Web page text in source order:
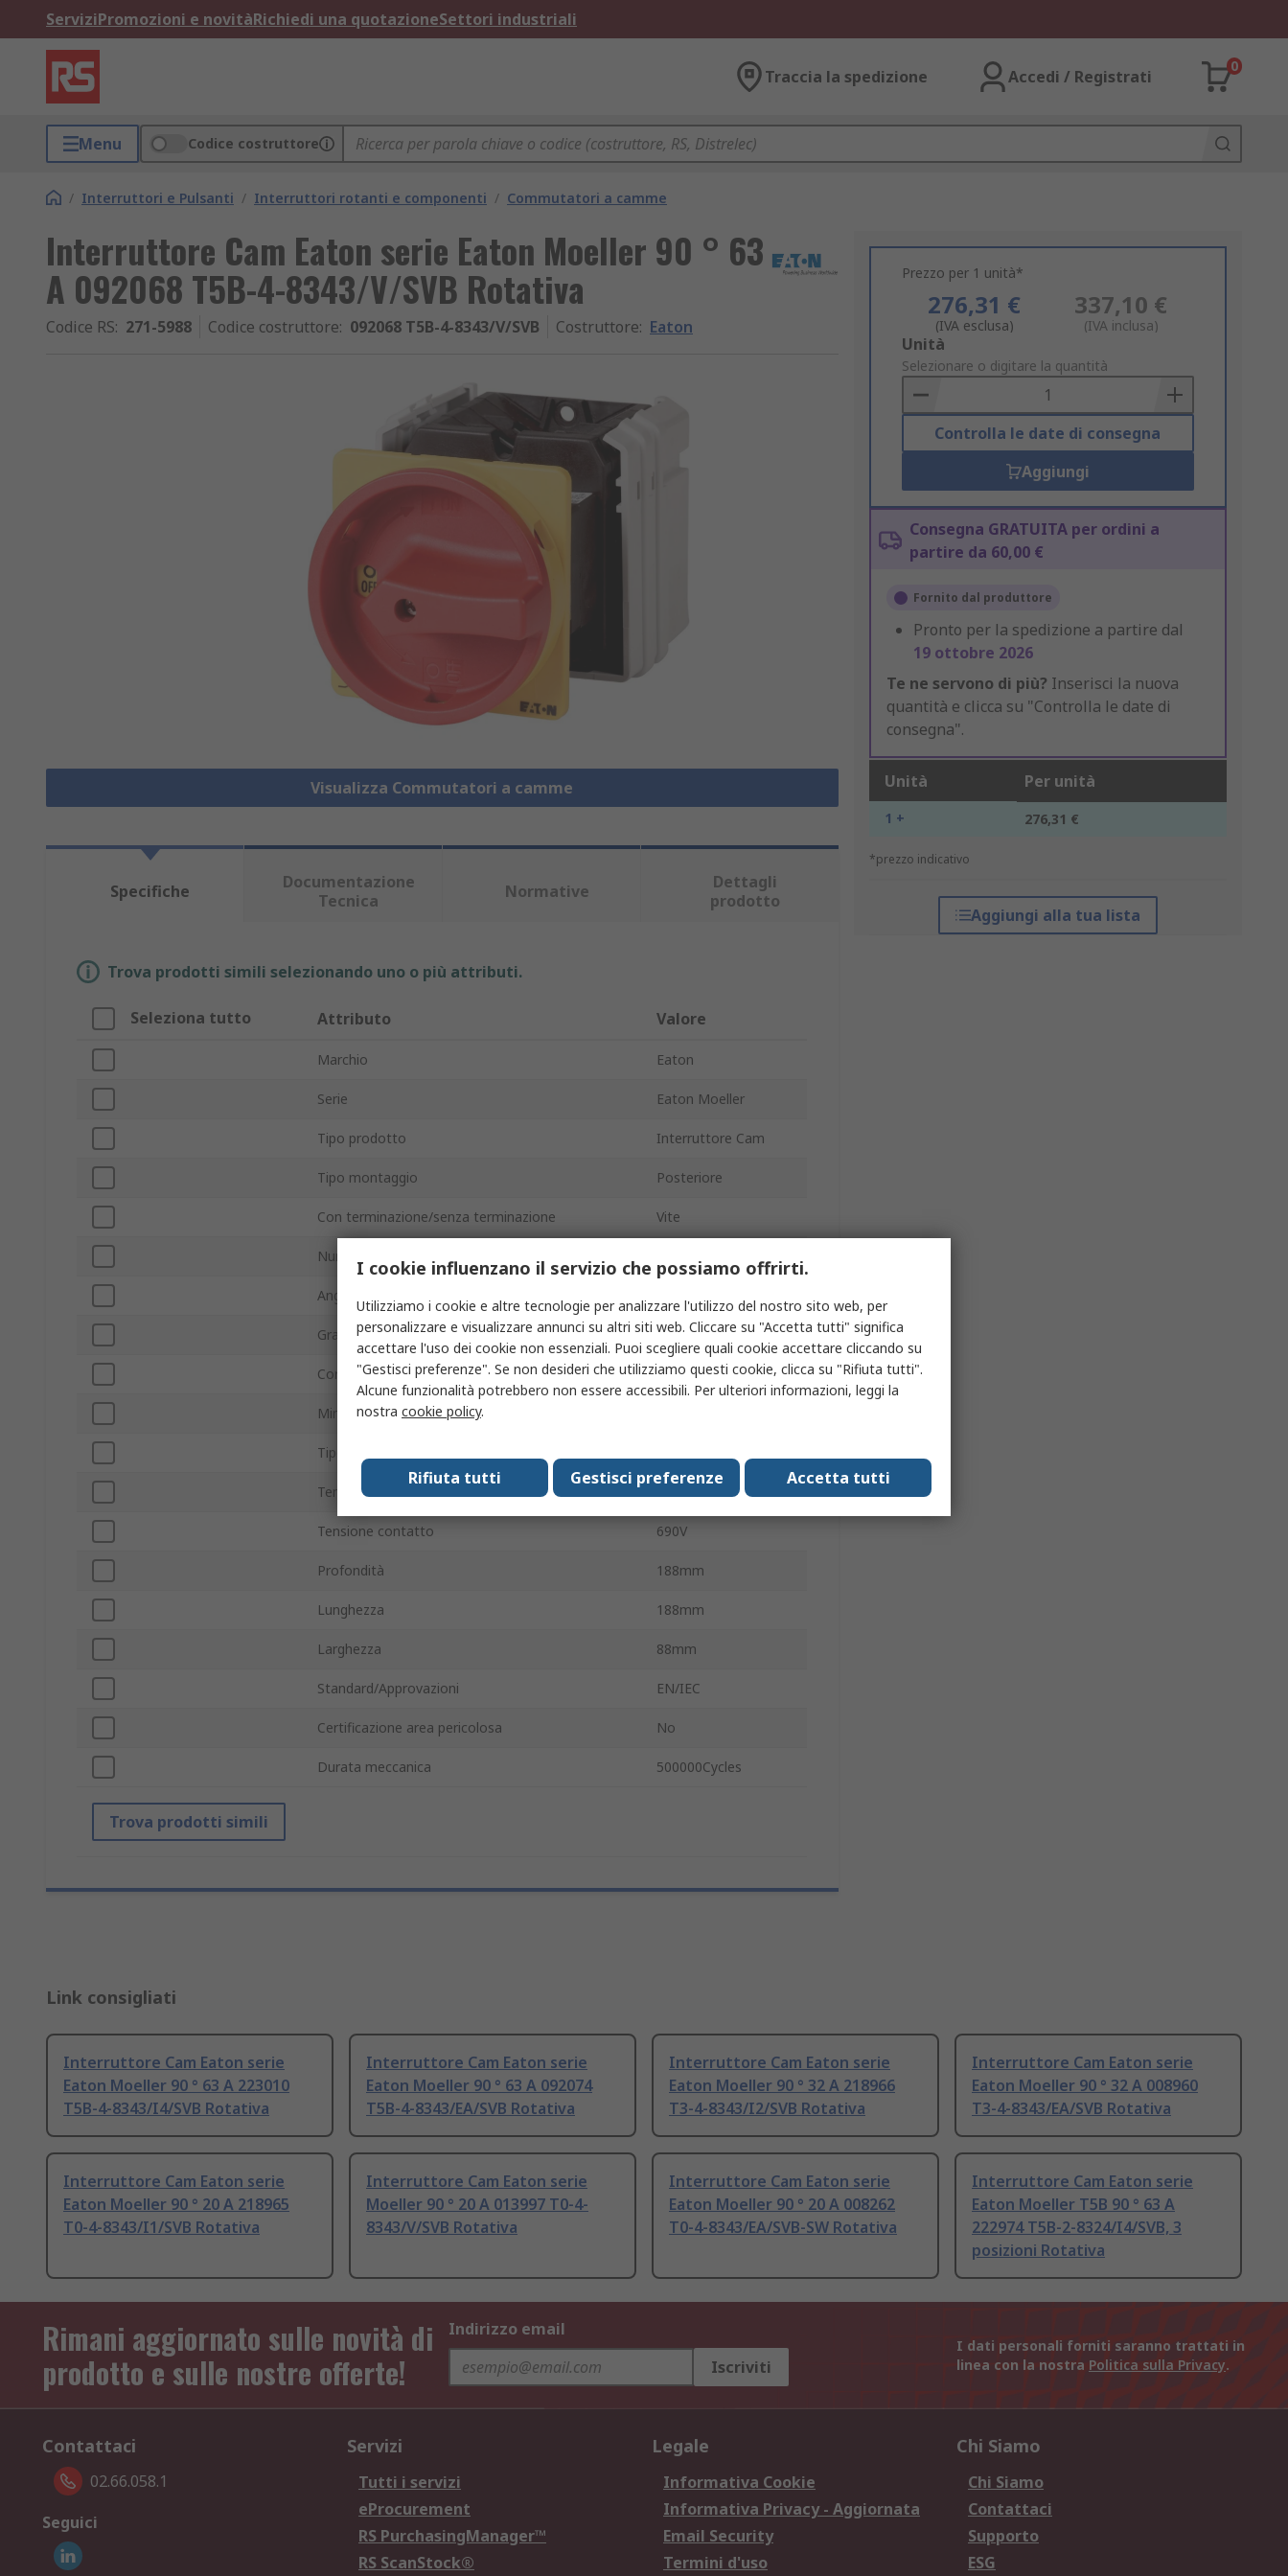
ServiziPromozioni e novitàRichiedi una quotazioneSettori industriali
Traccia la spedizione Accedi / Registrati
0
Menu Codice costruttore
/ Interruttori e Pulsanti / Interruttori rotanti e componenti / Commutatori a camme
Interruttore Cam Eaton serie Eaton Moeller 90 ° 63
A 092068 T5B-4-8343/V/SVB Rotativa
Codice RS: 271-5988 Codice costruttore: 092068 T5B-4-8343/V/SVB Costruttore: Eaton
Visualizza Commutatori a camme
Prezzo per 1 unità*
276,31 €
(IVA esclusa)
337,10 €
(IVA inclusa)
Add
to
Basket
Unità
Selezionare o digitare la quantità
Controlla le date di consegna
Aggiungi
Consegna GRATUITA per ordini a
partire da 60,00 €
Fornito dal produttore
Pronto per la spedizione a partire dal
19 ottobre 2026
Te ne servono di più? Inserisci la nuova
quantità e clicca su "Controlla le date di
consegna".
Unità Per unità
1 + 276,31 €
*prezzo indicativo
Aggiungi alla tua lista
Specifiche
Documentazione
Tecnica
Normative
Dettagli
prodotto
Trova prodotti simili selezionando uno o più attributi.
Seleziona tutto Attributo Valore
Marchio Eaton
Serie Eaton Moeller
Tipo prodotto Interruttore Cam
Tipo montaggio Posteriore
Con terminazione/senza terminazione Vite
Numero di poli
Angolo di commutazione
Grado IP IP65
Corrente di contatto 63A
Minima temperatura operativa
Tipo di attuatore
Temperatura massima di funzionamento
Tensione contatto 690V
Profondità 188mm
Lunghezza 188mm
Larghezza 88mm
Standard/Approvazioni EN/IEC
Certificazione area pericolosa No
Durata meccanica 500000Cycles
Trova prodotti simili
Link consigliati
Interruttore Cam Eaton serie
Eaton Moeller 90 ° 63 A 223010
T5B-4-8343/I4/SVB Rotativa
Interruttore Cam Eaton serie
Eaton Moeller 90 ° 63 A 092074
T5B-4-8343/EA/SVB Rotativa
Interruttore Cam Eaton serie
Eaton Moeller 90 ° 32 A 218966
T3-4-8343/I2/SVB Rotativa
Interruttore Cam Eaton serie
Eaton Moeller 90 ° 32 A 008960
T3-4-8343/EA/SVB Rotativa
Interruttore Cam Eaton serie
Eaton Moeller 90 ° 20 A 218965
T0-4-8343/I1/SVB Rotativa
Interruttore Cam Eaton serie
Moeller 90 ° 20 A 013997 T0-4-
8343/V/SVB Rotativa
Interruttore Cam Eaton serie
Eaton Moeller 90 ° 20 A 008262
T0-4-8343/EA/SVB-SW Rotativa
Interruttore Cam Eaton serie
Eaton Moeller T5B 90 ° 63 A
222974 T5B-2-8324/I4/SVB, 3
posizioni Rotativa
Rimani aggiornato sulle novità di
prodotto e sulle nostre offerte!
Indirizzo email
Iscriviti
I dati personali forniti saranno trattati in
linea con la nostra Politica sulla Privacy.
Contattaci
02.66.058.1
Seguici
Servizi
Tutti i servizi
eProcurement
RS PurchasingManager™
RS ScanStock®
Legale
Informativa Cookie
Informativa Privacy - Aggiornata
Email Security
Termini d'uso
Chi Siamo
Chi Siamo
Contattaci
Supporto
ESG
I cookie influenzano il servizio che possiamo offrirti.
Utilizziamo i cookie e altre tecnologie per analizzare l'utilizzo del nostro sito web, per
personalizzare e visualizzare annunci su altri siti web. Cliccare su "Accetta tutti" significa
accettare l'uso dei cookie non essenziali. Puoi scegliere quali cookie accettare cliccando su
"Gestisci preferenze". Se non desideri che utilizziamo questi cookie, clicca su "Rifiuta tutti".
Alcune funzionalità potrebbero non essere accessibili. Per ulteriori informazioni, leggi la
nostra cookie policy.
Accetta tutti
Gestisci preferenze
Rifiuta tutti